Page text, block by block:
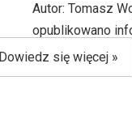
Autor: Tomasz
opublikowano
Dowiedz się więcej »